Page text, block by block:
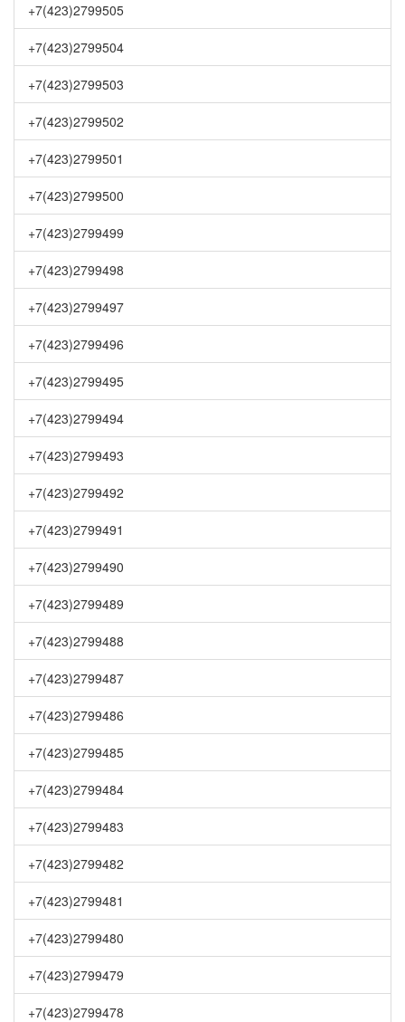
+7(423)2799505
+7(423)2799504
+7(423)2799503
+7(423)2799502
+7(423)2799501
+7(423)2799500
+7(423)2799499
+7(423)2799498
+7(423)2799497
+7(423)2799496
+7(423)2799495
+7(423)2799494
+7(423)2799493
+7(423)2799492
+7(423)2799491
+7(423)2799490
+7(423)2799489
+7(423)2799488
+7(423)2799487
+7(423)2799486
+7(423)2799485
+7(423)2799484
+7(423)2799483
+7(423)2799482
+7(423)2799481
+7(423)2799480
+7(423)2799479
+7(423)2799478